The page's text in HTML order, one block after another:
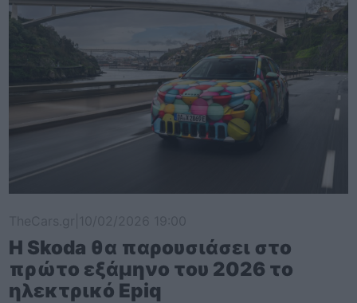
Η Skoda θα παρουσιάσει στο
πρώτο εξάμηνο του 2026 το
ηλεκτρικό Epiq